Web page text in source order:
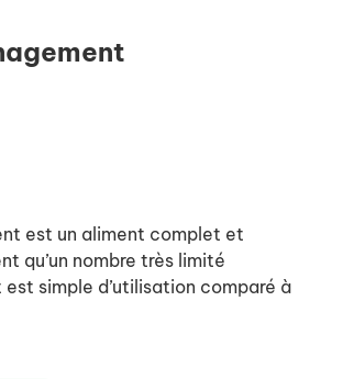
est un aliment complet et
qu’un nombre très limité
est simple d’utilisation comparé à